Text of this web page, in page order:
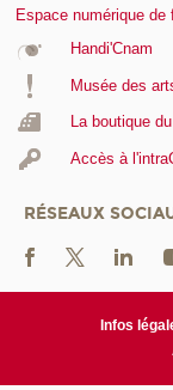
Espace numérique de
Handi'Cnam
Musée des
La boutique
Accès à
RÉSEAUX
Infos